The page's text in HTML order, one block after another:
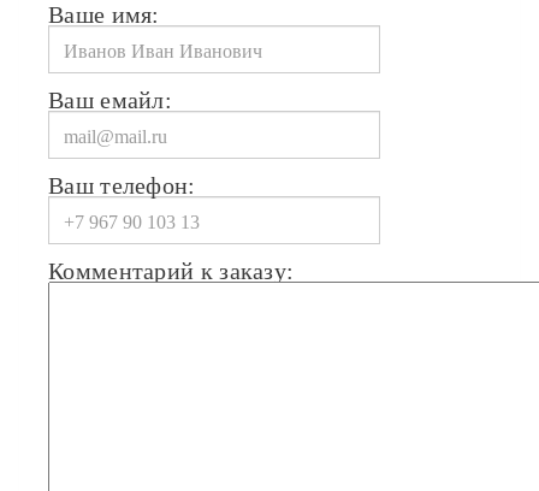
Ваше имя:
Ваш емайл:
Ваш телефон:
Комментарий к заказу: